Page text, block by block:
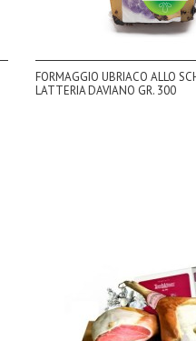
FORMAGGIO UBRIACO ALLO
LATTERIA DAVIANO GR. 300